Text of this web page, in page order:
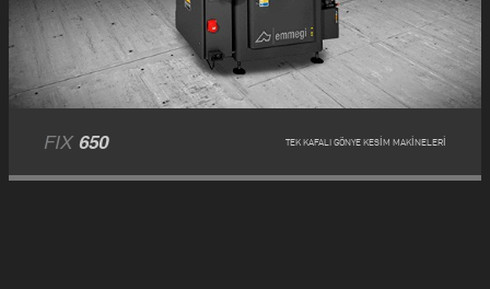
FIX 650 TEK KAFALI GÖNYE KESIM MAKINELERI